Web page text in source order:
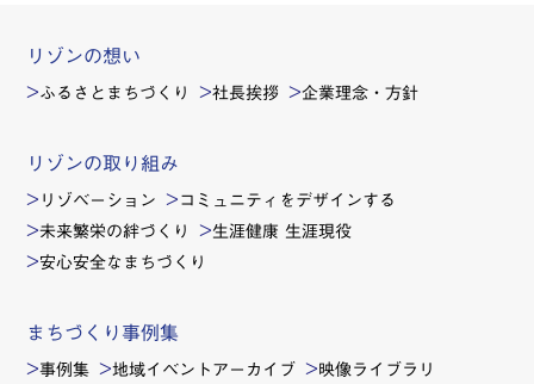
リゾンの想い
ふるさとまちづくり 社長挨拶 企業理念・方針
リゾンの取り組み
リゾベーション コミュニティをデザインする
未来繁栄の絆づくり 生涯健康 生涯現役
安心安全なまちづくり
まちづくり事例集
事例集 地域イベントアーカイブ 映像ライブラリ